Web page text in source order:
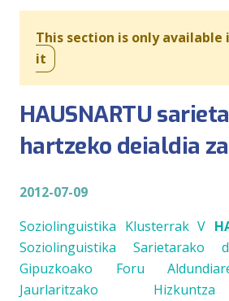
This section is only available
it
HAUSNARTU
hartzeko deialdia
2012-07-09
Soziolinguistika Klusterrak V
Soziolinguistika Sarietarako
Gipuzkoako Foru
Jaurlaritzako